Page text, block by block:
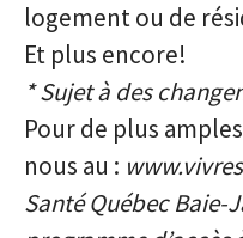
logement ou de
Et plus encore!
* Sujet à des
Pour de plus
nous au :
Santé Québec Baie-